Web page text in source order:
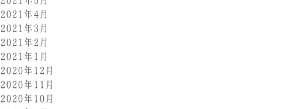
2021年4月
2021年3月
2021年2月
2021年1月
2020年12月
2020年11月
2020年10月